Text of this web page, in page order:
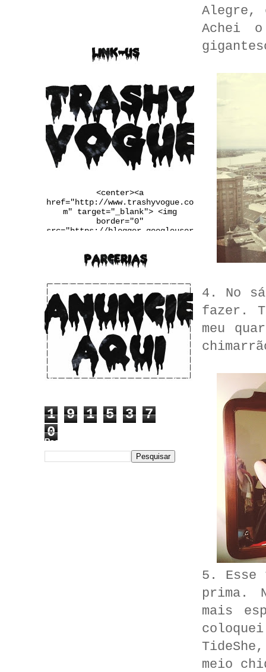
Alegre,
Achei
4. No
fazer.
meu
5.
prima.
mais
meio
<center><a
href="http://www.trashyvogue.co
m" target="_blank"> <img
border="0"
src="https://blogger.googleuser
u3wSj4vLaL0MiWcMlkIIq9N34UaFq6Q
2PRlYxiF4jDxtfiTugVHzJnj1Ba6pxQ
__FSINM8VGJk_Qmcvbc6_ws4rbqoBF5
QX4QiDxgIn65NudFdVd2BUwJbJw/w25
0-h167-no/banner.jpg" /></a>
</center>
1 9 1 5 3
7
0
Pesquisar este blog